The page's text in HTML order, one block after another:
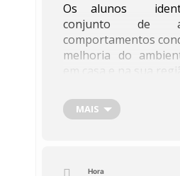
Os alunos
conjunto de
comportamentos
melhoria do
em casa e na sua
Das 10 frases selecionadas
frase ecoHBG do ano 2022.
MAIS
Hora